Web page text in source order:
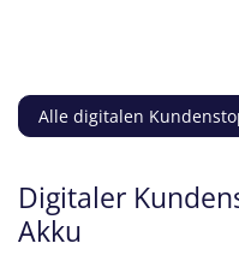
Alle digitalen
Digitaler
Akku